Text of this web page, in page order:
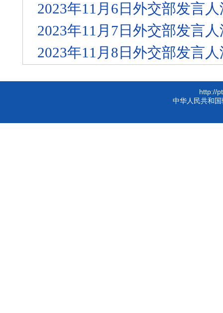
2023年11月6日外交部发言
2023年11月7日外交部发言
2023年11月8日外交部发言
http://
中华人民共和